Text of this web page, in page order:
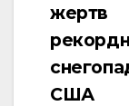
по
жертв
США